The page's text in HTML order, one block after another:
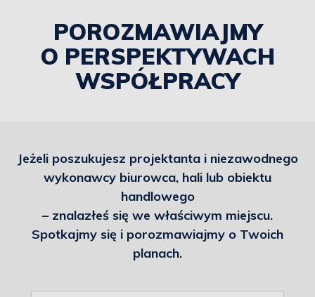
POROZMAWIAJMY
O PERSPEKTYWACH
WSPÓŁPRACY
Jeżeli poszukujesz projektanta i niezawodnego
wykonawcy biurowca, hali lub obiektu
handlowego
– znalazłeś się we właściwym miejscu.
Spotkajmy się i porozmawiajmy o Twoich
planach.